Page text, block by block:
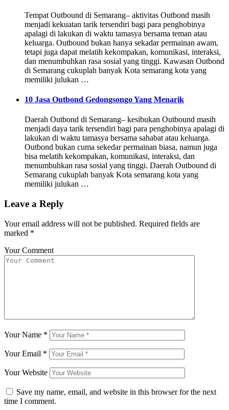
Tempat Outbound di Semarang– aktivitas Outbond masih
menjadi kekuatan tarik tersendiri bagi para penghobinya
apalagi di lakukan di waktu tamasya bersama teman atau
keluarga. Outbound bukan hanya sekadar permainan awam,
tetapi juga dapat melatih kekompakan, komunikasi, interaksi,
dan menumbuhkan rasa sosial yang tinggi. Kawasan Outbond
di Semarang cukuplah banyak Kota semarang kota yang
memiliki julukan …
10 Jasa Outbond Gedongsongo Yang Menarik
Daerah Outbond di Semarang– kesibukan Outbound masih
menjadi daya tarik tersendiri bagi para penghobinya apalagi di
lakukan di waktu tamasya bersama sahabat atau keluarga.
Outbond bukan cuma sekedar permainan biasa, namun juga
bisa melatih kekompakan, komunikasi, interaksi, dan
menumbuhkan rasa sosial yang tinggi. Daerah Outbound di
Semarang cukuplah banyak Kota semarang kota yang
memiliki julukan …
Leave a Reply
Your email address will not be published. Required fields are
marked *
Your Comment
Your Name *
Your Email *
Your Website
Save my name, email, and website in this browser for the next
time I comment.